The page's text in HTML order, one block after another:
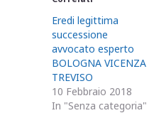
Eredi legittima
successione
avvocato esperto
BOLOGNA VICENZA
TREVISO
10 Febbraio 2018
In "Senza categoria"